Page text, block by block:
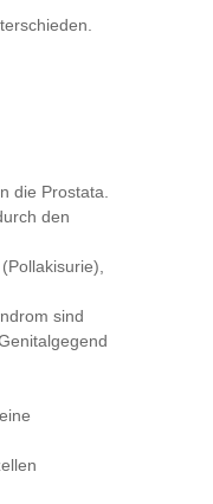
die Prostata.
den
sind